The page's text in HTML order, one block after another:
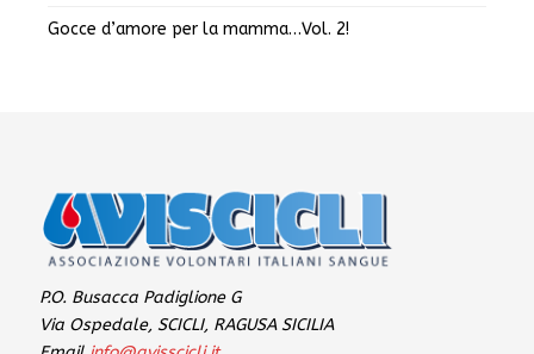
Gocce d’amore per la mamma…Vol. 2!
P.O. Busacca Padiglione G
Via Ospedale, SCICLI, RAGUSA SICILIA